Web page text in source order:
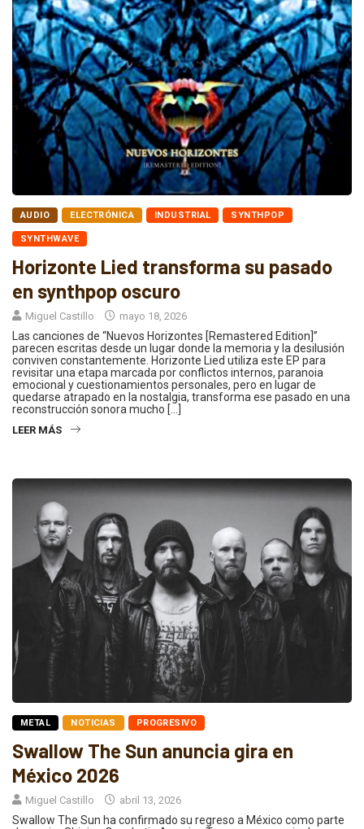
AUDIO ELECTRÓNICA INDUSTRIAL SYNTHPOP
SYNTHWAVE
Horizonte Lied transforma su pasado
en synthpop oscuro
Miguel Castillo mayo 18, 2026
Las canciones de “Nuevos Horizontes [Remastered Edition]”
parecen escritas desde un lugar donde la memoria y la desilusión
conviven constantemente. Horizonte Lied utiliza este EP para
revisitar una etapa marcada por conflictos internos, paranoia
emocional y cuestionamientos personales, pero en lugar de
quedarse atrapado en la nostalgia, transforma ese pasado en una
reconstrucción sonora mucho […]
LEER MÁS
METAL NOTICIAS PROGRESIVO
Swallow The Sun anuncia gira en
México 2026
Miguel Castillo abril 13, 2026
Swallow The Sun ha confirmado su regreso a México como parte